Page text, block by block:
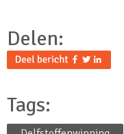
Delen:
Tags: